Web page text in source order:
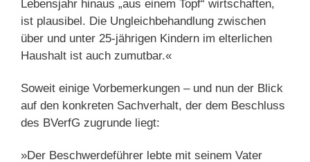
Lebensjahr hinaus „aus einem Topf“ wirtschaften,
ist plausibel. Die Ungleichbehandlung zwischen
über und unter 25-jährigen Kindern im elterlichen
Haushalt ist auch zumutbar.«
Soweit einige Vorbemerkungen – und nun der Blick
auf den konkreten Sachverhalt, der dem Beschluss
des BVerfG zugrunde liegt:
»Der Beschwerdeführer lebte mit seinem Vater